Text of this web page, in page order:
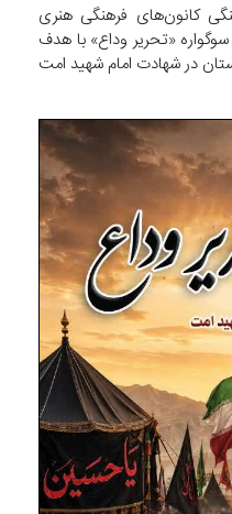
کانون‌های فرهنگی هنری
«تحریر وداع» با هدف
در شهادت امام شهید امت